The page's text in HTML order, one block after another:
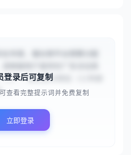
}}）、目标受众特征（{{年龄
...
登录后可复制
查看完整提示词并免费复制
立即登录